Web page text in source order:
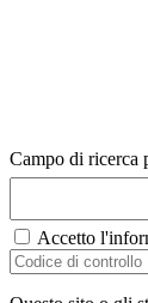
Campo di ricerca
Accetto